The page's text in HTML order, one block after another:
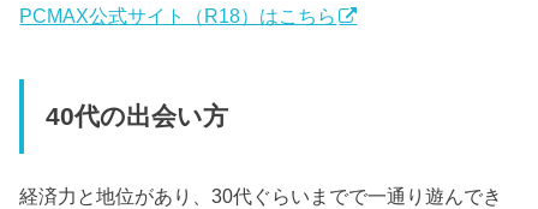
PCMAX公式サイト（R18）はこちら
40代の出会い方
経済力と地位があり、30代ぐらいまでで一通り遊んでき